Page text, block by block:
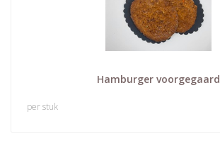
Hamburger voorgegaard
per stuk